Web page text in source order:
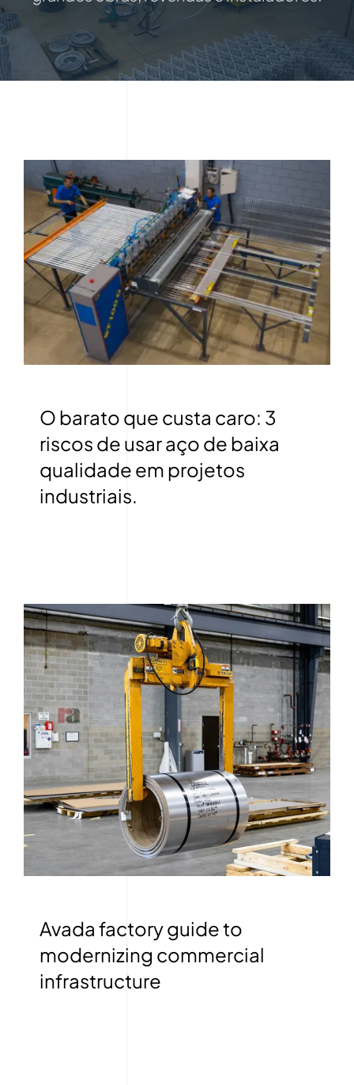
O barato que custa caro: 3
riscos de usar aço de baixa
qualidade em projetos
industriais.
Avada factory guide to
modernizing commercial
infrastructure